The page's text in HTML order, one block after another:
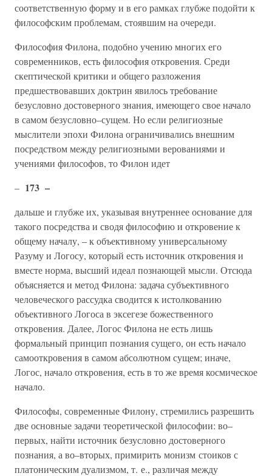
соответственную форму и в его рамках глубже подойти к
философским проблемам, стоявшим на очереди.
Философия Филона, подобно учению многих его
современников, есть философия откровения. Среди
скептической критики и общего разложения
предшествовавших доктрин явилось требование
безусловно достоверного знания, имеющего свое начало
в самом безусловно–сущем. Но если религиозные
мыслители эпохи Филона ограничивались внешним
посредством между религиозными верованиями и
учениями философов, то Филон идет
– 173 –
дальше и глубже их, указывая внутреннее основание для
такого посредства и сводя философию и откровение к
общему началу, – к объективному универсальному
Разуму и Логосу, который есть источник откровения и
вместе норма, высший идеал познающей мысли. Отсюда
объясняется и метод Филона: задача субъективного
человеческого рассудка сводится к истолкованию
объективного Логоса в эксегезе божественного
откровения. Далее, Логос Филона не есть лишь
формальный принцип познания сущего, он есть начало
самооткровения в самом абсолютном сущем; иначе,
Логос, начало откровения, есть в то же время космическое
начало.
Философы, современные Филону, стремились разрешить
две основные задачи теоретической философии: во–
первых, найти источник безусловно достоверного
познания, а во–вторых, примирить монизм стоиков с
платоническим дуализмом, т. е., различая между